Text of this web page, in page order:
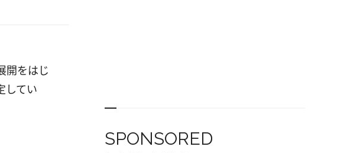
開をはじ
してい
SPONSORED